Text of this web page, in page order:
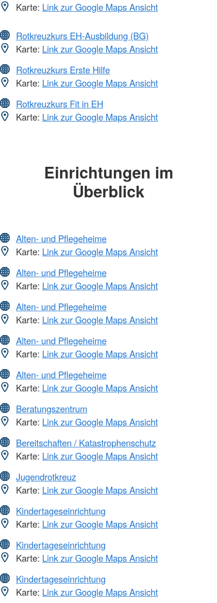
Karte: Link zur Google Maps Ansicht
Rotkreuzkurs EH-Ausbildung (BG)
Karte: Link zur Google Maps Ansicht
Rotkreuzkurs Erste Hilfe
Karte: Link zur Google Maps Ansicht
Rotkreuzkurs Fit in EH
Karte: Link zur Google Maps Ansicht
Einrichtungen im
Überblick
Alten- und Pflegeheime
Karte: Link zur Google Maps Ansicht
Alten- und Pflegeheime
Karte: Link zur Google Maps Ansicht
Alten- und Pflegeheime
Karte: Link zur Google Maps Ansicht
Alten- und Pflegeheime
Karte: Link zur Google Maps Ansicht
Alten- und Pflegeheime
Karte: Link zur Google Maps Ansicht
Beratungszentrum
Karte: Link zur Google Maps Ansicht
Bereitschaften / Katastrophenschutz
Karte: Link zur Google Maps Ansicht
Jugendrotkreuz
Karte: Link zur Google Maps Ansicht
Kindertageseinrichtung
Karte: Link zur Google Maps Ansicht
Kindertageseinrichtung
Karte: Link zur Google Maps Ansicht
Kindertageseinrichtung
Karte: Link zur Google Maps Ansicht